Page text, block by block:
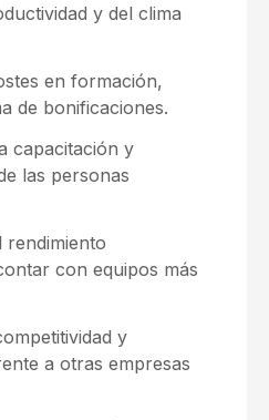
y del clima
en formación,
de bonificaciones.
capacitación y
las personas
rendimiento
con equipos más
y
a otras empresas